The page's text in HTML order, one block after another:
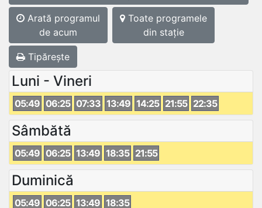
Arată programul
de acum
Toate programele
din stație
Tipărește
Luni - Vineri
05:49 06:25 07:33 13:49 14:25 21:55 22:35
Sâmbătă
05:49 06:25 13:49 18:35 21:55
Duminică
05:49 06:25 13:49 18:35